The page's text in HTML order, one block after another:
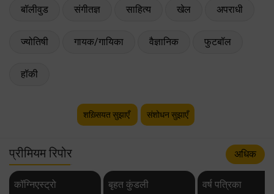
बॉलीवुड संगीतज्ञ साहित्य खेल अपराधी
ज्योतिषी गायक/गायिका वैज्ञानिक फुटबॉल
हॉकी
शख़्सियत सुझाएँ संशोधन सुझाएँ
प्रीमियम रिपोर अधिक
कॉग्निएस्ट्रो बृहत कुंडली वर्ष पत्रिका